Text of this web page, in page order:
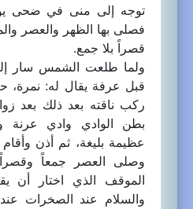
توجه إلى منى في ضحى
فصلى بها الظهر والعصر
قصراً بلا جمع.
ولما طلعت الشمس سار
قبل عرفة يقال له:
ركب ناقته بعد ذلك بعد
بطن الوادي وادي
عظيمة بليغة، ثم أذن
وصلى العصر جمعاً
الموقف الذي اختار أن
والسلام عند الصخرات